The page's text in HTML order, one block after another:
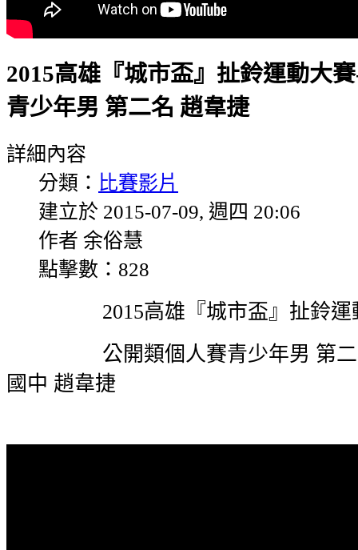
2015高雄『城市盃』扯鈴運動大
青少年男 第二名 趙韋捷
詳細內容
分類： 比賽影片
建立於 2015-07-09, 週四 20:06
作者 余俗慧
點擊數：828
2015高雄『城市盃』扯鈴
公開類個人賽青少年男 第
國中 趙韋捷